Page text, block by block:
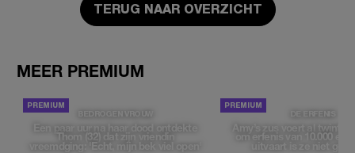
TERUG NAAR OVERZICHT
MEER PREMIUM
BEDROGEN VROUW
Een paar uur na haar dood ontdekte
Thom (32) dat zijn vriendin
vreemdging: 'Echt, mijn bek viel open'
DE ERFENIS
Amy’s zus voert al twintig
om erfenis van 10.000
uitvaart is ze niet